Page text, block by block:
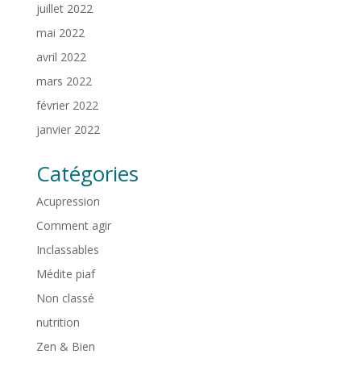
juillet 2022
mai 2022
avril 2022
mars 2022
février 2022
janvier 2022
Catégories
Acupression
Comment agir
Inclassables
Médite piaf
Non classé
nutrition
Zen & Bien